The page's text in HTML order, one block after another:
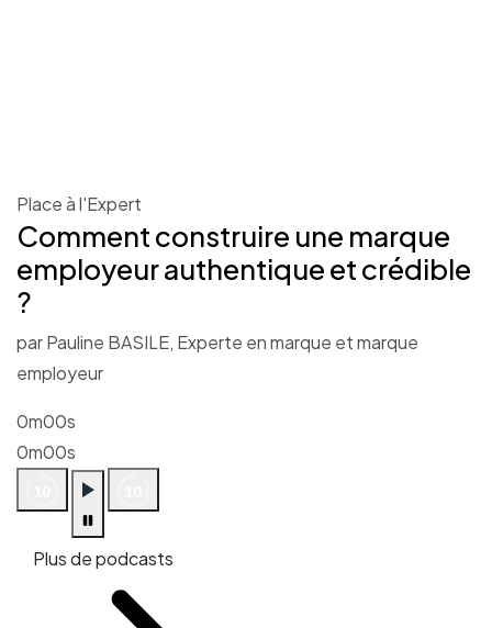
Place à l'Expert
Comment construire une marque
employeur authentique et crédible
?
par Pauline BASILE, Experte en marque et marque
employeur
0m00s
0m00s
Plus de podcasts